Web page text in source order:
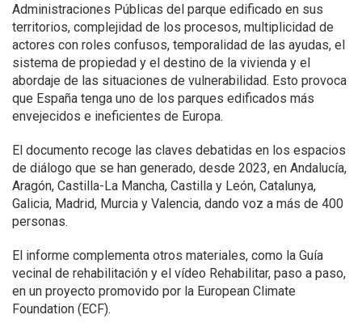
Administraciones Públicas del parque edificado en sus
territorios, complejidad de los procesos, multiplicidad de
actores con roles confusos, temporalidad de las ayudas, el
sistema de propiedad y el destino de la vivienda y el
abordaje de las situaciones de vulnerabilidad. Esto provoca
que España tenga uno de los parques edificados más
envejecidos e ineficientes de Europa.
El documento recoge las claves debatidas en los espacios
de diálogo que se han generado, desde 2023, en Andalucía,
Aragón, Castilla-La Mancha, Castilla y León, Catalunya,
Galicia, Madrid, Murcia y Valencia, dando voz a más de 400
personas.
El informe complementa otros materiales, como la Guía
vecinal de rehabilitación y el vídeo Rehabilitar, paso a paso,
en un proyecto promovido por la European Climate
Foundation (ECF).